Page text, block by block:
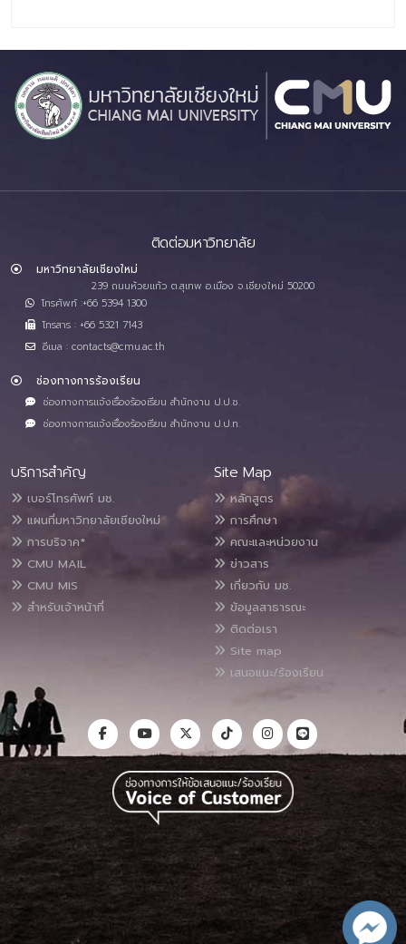
ติดต่อมหาวิทยาลัย
มหาวิทยาลัยเชียงใหม่
239 ถนนห้วยแก้ว ต.สุเทพ อ.เมือง จ.เชียงใหม่ 50200
โทรศัพท์ :+66 5394 1300
โทรสาร : +66 5321 7143
อีเมล : contacts@cmu.ac.th
ช่องทางการร้องเรียน
ช่องทางการแจ้งเรื่องร้องเรียน สำนักงาน ป.ป.ช.
ช่องทางการแจ้งเรื่องร้องเรียน สำนักงาน ป.ป.ท.
บริการสำคัญ
เบอร์โทรศัพท์ มช.
แผนที่มหาวิทยาลัยเชียงใหม่
การบริจาค*
CMU MAIL
CMU MIS
สำหรับเจ้าหน้าที่
Site Map
หลักสูตร
การศึกษา
คณะและหน่วยงาน
ข่าวสาร
เกี่ยวกับ มช.
ข้อมูลสาธารณะ
ติดต่อเรา
Site map
เสนอแนะ/ร้องเรียน